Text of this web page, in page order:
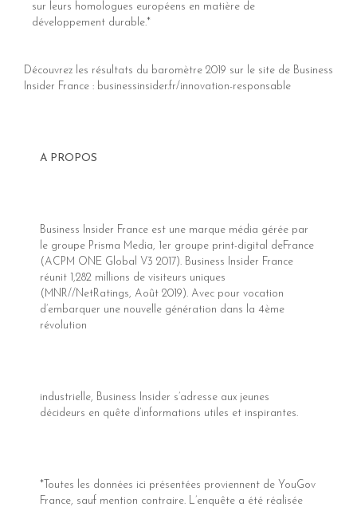
sur leurs homologues européens en matière de
développement durable.*
Découvrez les résultats du baromètre 2019 sur le site de Business
Insider France : businessinsider.fr/innovation-responsable
A PROPOS
Business Insider France est une marque média gérée par
le groupe Prisma Media, 1er groupe print-digital deFrance
(ACPM ONE Global V3 2017). Business Insider France
réunit 1,282 millions de visiteurs uniques
(MNR//NetRatings, Août 2019). Avec pour vocation
d’embarquer une nouvelle génération dans la 4ème
révolution
industrielle, Business Insider s’adresse aux jeunes
décideurs en quête d’informations utiles et inspirantes.
*Toutes les données ici présentées proviennent de YouGov
France, sauf mention contraire. L’enquête a été réalisée